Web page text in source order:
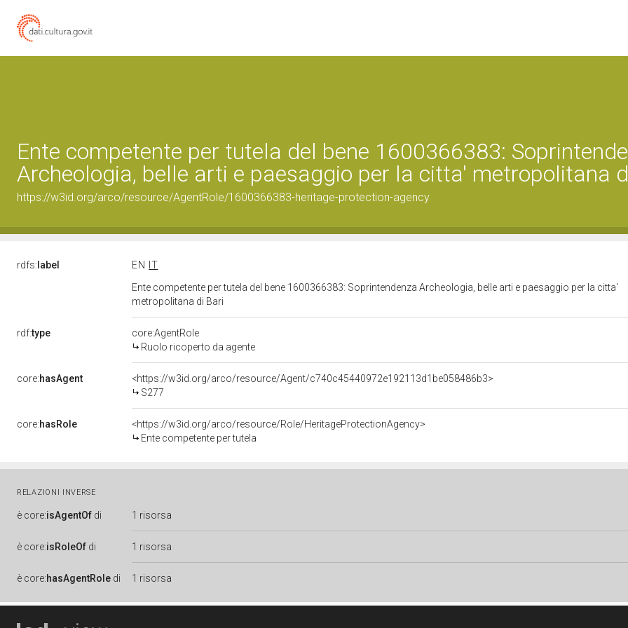
Ente competente per tutela del bene 1600366383:
Archeologia, belle arti e paesaggio per la citta' metropolitana
https://w3id.org/arco/resource/AgentRole/1600366383-heritage-protection-agency
rdfs: label EN
IT
Ente competente per tutela del bene 1600366383: Soprintendenza Archeologia, belle arti e paesaggio per la citta'
metropolitana di Bari
rdf:type
core:AgentRole
Ruolo ricoperto da agente
core:hasAgent
<https://w3id.org/arco/resource/Agent/c740c45440972e192113d1be058486b3>
S277
core:hasRole
<https://w3id.org/arco/resource/Role/HeritageProtectionAgency>
Ente competente per tutela
RELAZIONI INVERSE
è core:isAgentOf di 1 risorsa
è core:isRoleOf di 1 risorsa
è core:hasAgentRole di 1 risorsa